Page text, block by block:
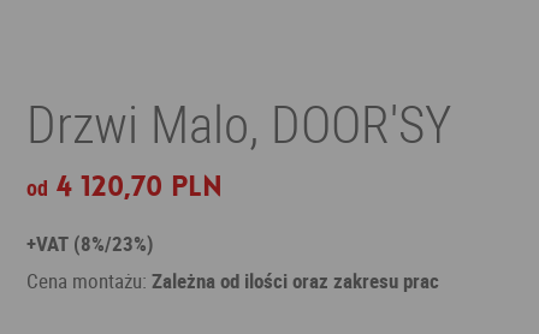
Drzwi Malo, DOOR'SY
od 4 120,70 PLN
+VAT (8%/23%)
Cena montażu:Zależna od ilości oraz zakresu prac